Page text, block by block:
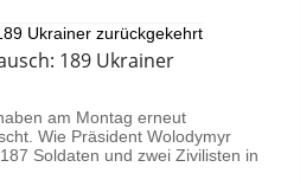
189 Ukrainer
am Montag erneut
Wie Präsident Wolodymyr
Soldaten und zwei Zivilisten in